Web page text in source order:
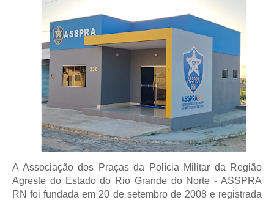
A Associação dos Praças da Polícia Militar da Região
Agreste do Estado do Rio Grande do Norte - ASSPRA
RN foi fundada em 20 de setembro de 2008 e registrada